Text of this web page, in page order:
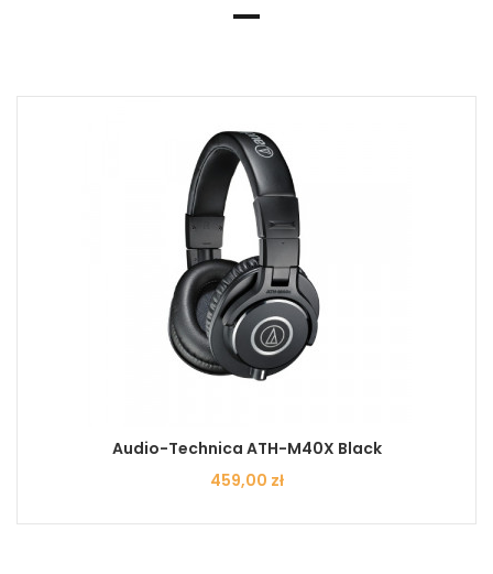
Audio-Technica ATH-M40X Black
Cena
459,00 zł